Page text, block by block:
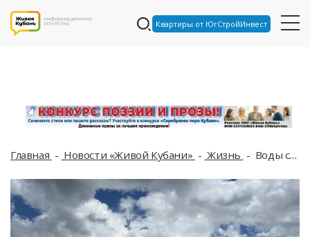
Квартиры от ЮгСтройИнвест
Главная Новости «Живой Кубани» Жизнь Воды становится все больше. Жители станицы Троицкой Краснодарского края своими силами укрепляют дамбу и борются с наводнением